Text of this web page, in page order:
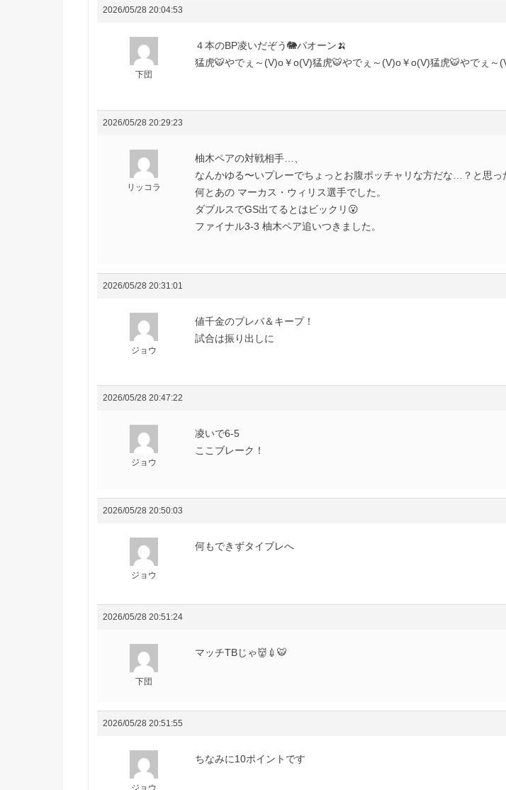
2026/05/28 20:04:53
下団
４本のBP凌いだぞう🐘パオーン🍌
猛虎🐯やでぇ～(V)o￥o(V)猛虎🐯やでぇ～(V)o￥o(V)猛虎🐯やでぇ～
2026/05/28 20:29:23
リッコラ
柚木ペアの対戦相手…、
なんかゆる〜いプレーでちょっとお腹ポッチャリな方だな…？と思っ
何とあの マーカス・ウィリス選手でした。
ダブルスでGS出てるとはビックリ😮
ファイナル3-3 柚木ペア追いつきました。
2026/05/28 20:31:01
ジョウ
値千金のブレバ＆キープ！
試合は振り出しに
2026/05/28 20:47:22
ジョウ
凌いで6-5
ここブレーク！
2026/05/28 20:50:03
ジョウ
何もできずタイブレへ
2026/05/28 20:51:24
下団
マッチTBじゃ👹💉🐯
2026/05/28 20:51:55
ジョウ
ちなみに10ポイントです